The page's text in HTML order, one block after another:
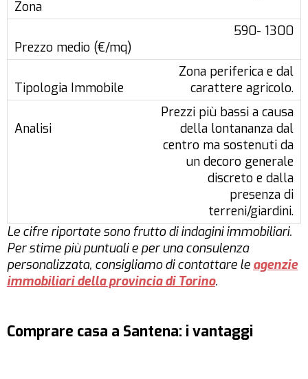
590- 1300
Zona periferica e dal
carattere agricolo.
Prezzi più bassi a causa
della lontananza dal
centro ma sostenuti da
un decoro generale
discreto e dalla
presenza di
terreni/giardini.
Le cifre riportate sono frutto di indagini immobiliari.
Per stime più puntuali e per una consulenza
personalizzata, consigliamo di contattare le agenzie
immobiliari della provincia di Torino.
Comprare casa a Santena: i vantaggi